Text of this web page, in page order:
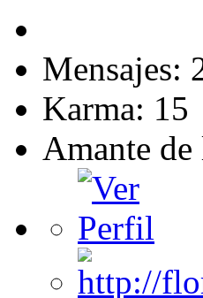
Mensajes:
Karma: 15
Amante de